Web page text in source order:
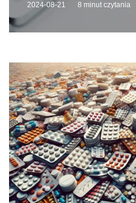
2024-08-21 8 minut czytania